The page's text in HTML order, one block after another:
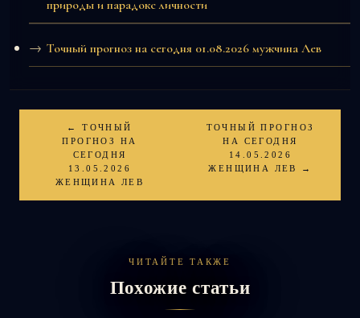
природы и парадокс личности
Точный прогноз на сегодня 01.08.2026 мужчина Лев
← ТОЧНЫЙ
ПРОГНОЗ НА
СЕГОДНЯ
13.05.2026
ЖЕНЩИНА ЛЕВ
ТОЧНЫЙ ПРОГНОЗ
НА СЕГОДНЯ
14.05.2026
ЖЕНЩИНА ЛЕВ →
ЧИТАЙТЕ ТАКЖЕ
Похожие статьи